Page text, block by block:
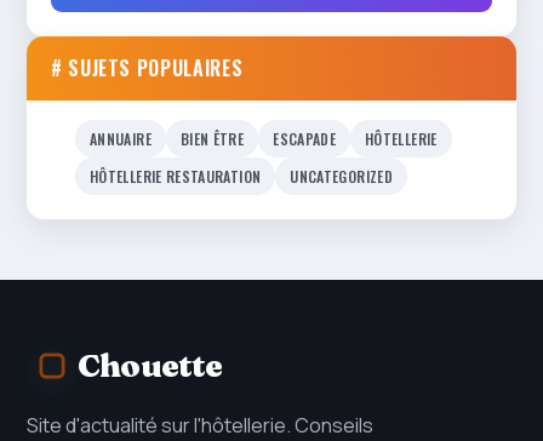
# SUJETS POPULAIRES
ANNUAIRE BIEN ÊTRE ESCAPADE
HÔTELLERIE
HÔTELLERIE RESTAURATION
UNCATEGORIZED
Chouette
Site d'actualité sur l'hôtellerie. Conseils